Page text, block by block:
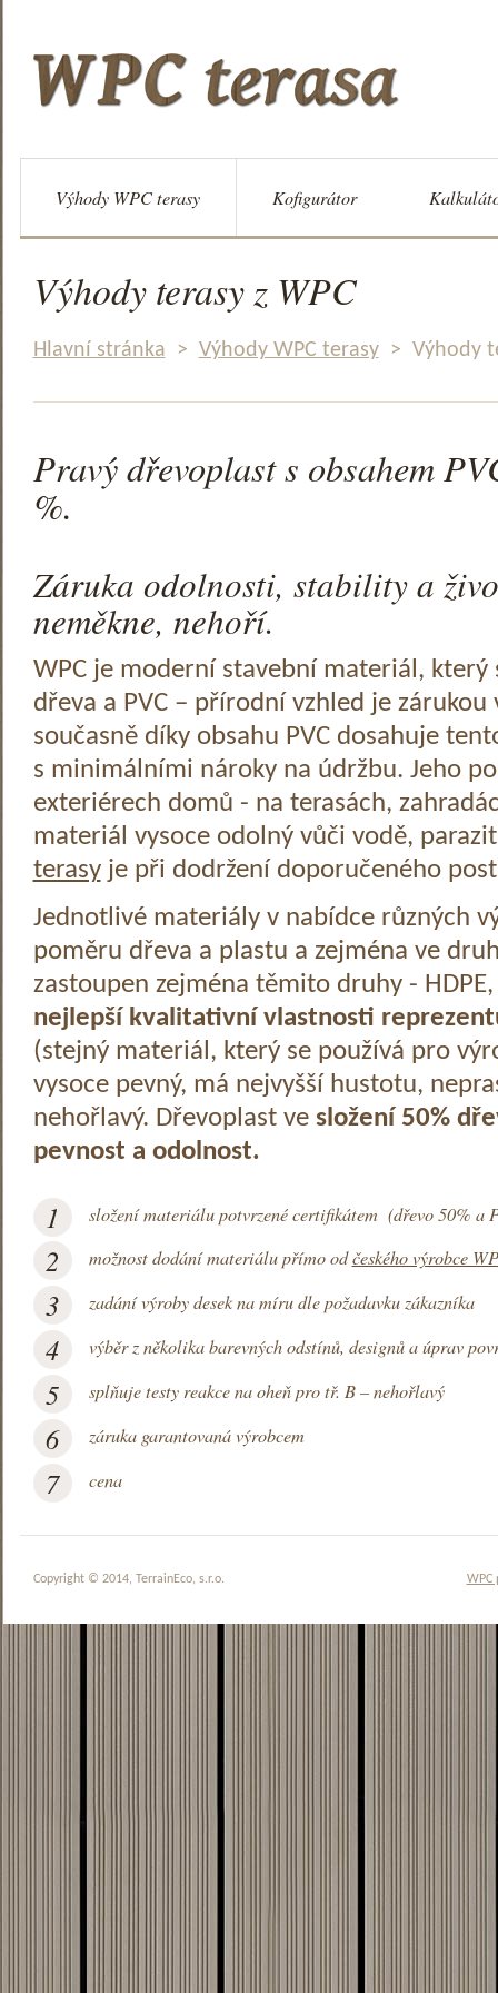
Výhody WPC terasy Kofigurátor
Výhody terasy z WPC
Hlavní stránka > Výhody WPC terasy> Výhody
Pravý dřevoplast s obsahem
%.
Záruka odolnosti, stability a
neměkne, nehoří.
WPC je moderní stavební materiál,
dřeva a PVC – přírodní vzhled je zárukou
současně díky obsahu PVC dosahuje
s minimálními nároky na údržbu. Jeho
exteriérech domů - na terasách,
materiál vysoce odolný vůči vodě,
terasyje při dodržení doporučeného
Jednotlivé materiály v nabídce různých
poměru dřeva a plastu a zejména ve
zastoupen zejména těmito druhy - HDPE,
nejlepší kvalitativní vlastnosti
(stejný materiál, který se používá pro
vysoce pevný, má nejvyšší hustotu,
nehořlavý. Dřevoplast vesložení 50%
pevnost a odolnost.
1 složení materiálu potvrzené certifikátem (dřevo 50% a
2 možnost dodání materiálu přímo odčeského výrobce
3 zadání výroby desek na míru dle požadavku zákazníka
4 výběr z několika barevných odstínů, designů a úprav
5 splňuje testy reakce na oheň pro tř. B – nehořlavý
6 záruka garantovaná výrobcem
7 cena
WPC
Copyright © 2014, TerrainEco, s.r.o.